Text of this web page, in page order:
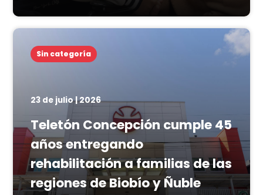
Sin categoría
23 de julio | 2026
Teletón Concepción cumple 45
años entregando
rehabilitación a familias de las
regiones de Biobío y Ñuble